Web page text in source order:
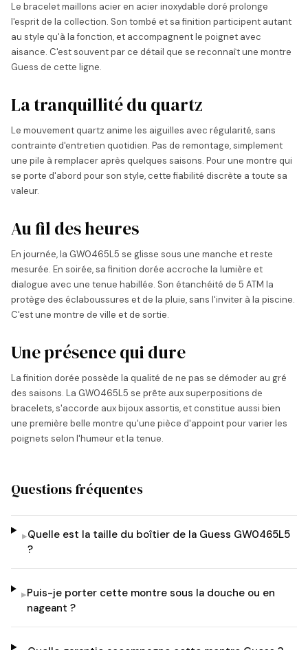
Le bracelet maillons acier en acier inoxydable doré prolonge
l'esprit de la collection. Son tombé et sa finition participent autant
au style qu'à la fonction, et accompagnent le poignet avec
aisance. C'est souvent par ce détail que se reconnaît une montre
Guess de cette ligne.
La tranquillité du quartz
Le mouvement quartz anime les aiguilles avec régularité, sans
contrainte d'entretien quotidien. Pas de remontage, simplement
une pile à remplacer après quelques saisons. Pour une montre qui
se porte d'abord pour son style, cette fiabilité discrète a toute sa
valeur.
Au fil des heures
En journée, la GW0465L5 se glisse sous une manche et reste
mesurée. En soirée, sa finition dorée accroche la lumière et
dialogue avec une tenue habillée. Son étanchéité de 5 ATM la
protège des éclaboussures et de la pluie, sans l'inviter à la piscine.
C'est une montre de ville et de sortie.
Une présence qui dure
La finition dorée possède la qualité de ne pas se démoder au gré
des saisons. La GW0465L5 se prête aux superpositions de
bracelets, s'accorde aux bijoux assortis, et constitue aussi bien
une première belle montre qu'une pièce d'appoint pour varier les
poignets selon l'humeur et la tenue.
Questions fréquentes
▸Quelle est la taille du boîtier de la Guess GW0465L5
?
▸Puis-je porter cette montre sous la douche ou en
nageant ?